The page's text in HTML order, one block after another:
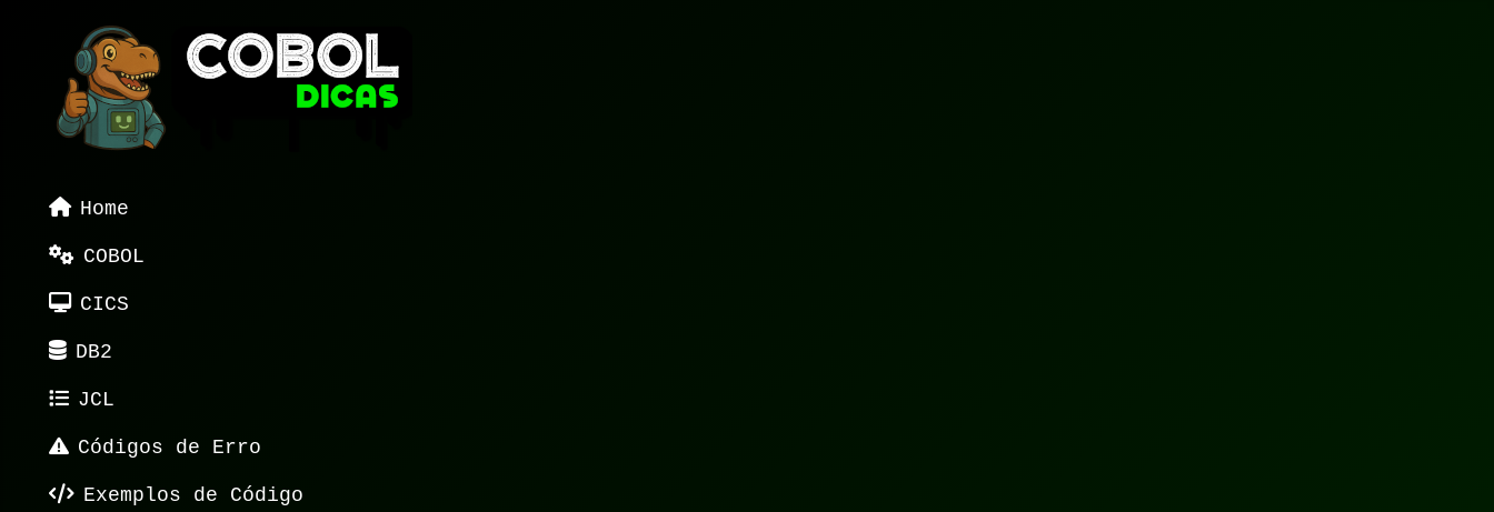
Home
COBOL
CICS
DB2
JCL
Códigos de Erro
Exemplos de Código